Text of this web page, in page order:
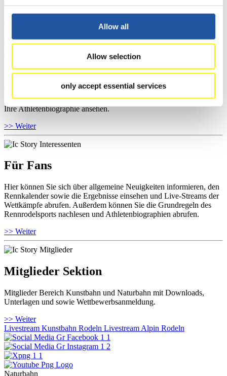
Allow all
Allow selection
only accept essential services
Hier können Sie das aktuelle Regelwerk sowie Richtlinien zu
Wettkämpfen, Anti-Doping und Fairplay einsehen, Ergebnislisten
und Informationen zu Wettkämpfen abrufen. Außerdem können Sie
Ihre Athletenbiographie ansehen.
>> Weiter
Für Fans
Hier können Sie sich über allgemeine Neuigkeiten informieren, den
Rennkalender sowie die Ergebnisse einsehen und Live-Streams der
Wettkämpfe abrufen. Außerdem können Sie die Grundregeln des
Rennrodelsports nachlesen und Athletenbiographien abrufen.
>> Weiter
Mitglieder Sektion
Mitglieder Bereich Kunstbahn und Naturbahn mit Downloads,
Unterlagen und sowie Wettbewerbsanmeldung.
>> Weiter
Livestream Kunstbahn Rodeln Livestream Alpin Rodeln
Naturbahn